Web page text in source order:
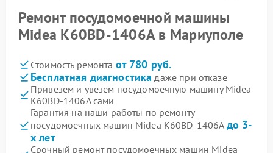
Ремонт посудомоечной машины
Midea K60BD-1406A в Мариуполе
Стоимость ремонта от 780 руб.
Бесплатная диагностика даже при отказе
Привезем и увезем посудомоечную машину Midea
K60BD-1406A сами
Гарантия на наши работы по ремонту
посудомоечных машин Midea K60BD-1406A до 3-
х лет
Срочный ремонт посудомоечных машин Midea